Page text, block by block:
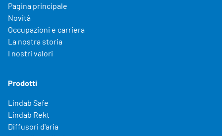
Pagina principale
Novità
Occupazioni e carriera
La nostra storia
I nostri valori
Prodotti
Lindab Safe
Lindab Rekt
Diffusori d'aria